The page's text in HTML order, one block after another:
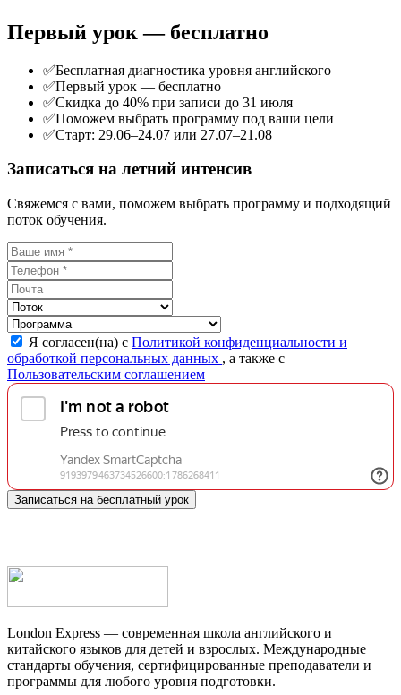
Первый урок — бесплатно
✅Бесплатная диагностика уровня английского
✅Первый урок — бесплатно
✅Скидка до 40% при записи до 31 июля
✅Поможем выбрать программу под ваши цели
✅Старт: 29.06–24.07 или 27.07–21.08
Записаться на летний интенсив
Свяжемся с вами, поможем выбрать программу и подходящий
поток обучения.
Я согласен(на) с Политикой конфиденциальности и
обработкой персональных данных , а также с
Пользовательским соглашением
Записаться на бесплатный урок
London Express — современная школа английского и
китайского языков для детей и взрослых. Международные
стандарты обучения, сертифицированные преподаватели и
программы для любого уровня подготовки.